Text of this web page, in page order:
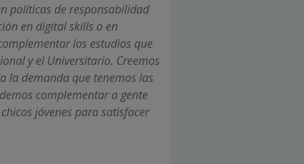
políticas de responsabilidad
en digital skills o en
los estudios que
y el Universitario. Creemos
la demanda que tenemos las
complementar a gente
jóvenes para satisfacer